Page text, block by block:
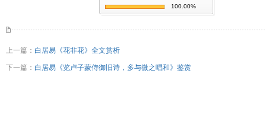
100.00%
上一篇： 白居易《花非花》全文赏析
下一篇： 白居易《览卢子蒙侍御旧诗，多与微之唱和》鉴赏